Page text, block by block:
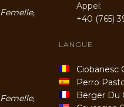
Appel:
+40 (765)
LANGUE
Ciobanesc
Perro
Berger Du